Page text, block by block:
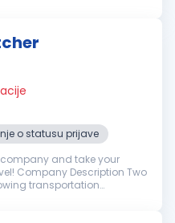
o statusu prijave
and take your
Company Description Two
transportation